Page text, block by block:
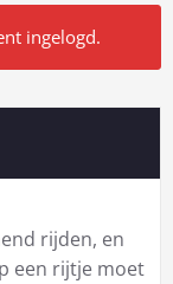
ingelogd.
rijden, en
een rijtje moet